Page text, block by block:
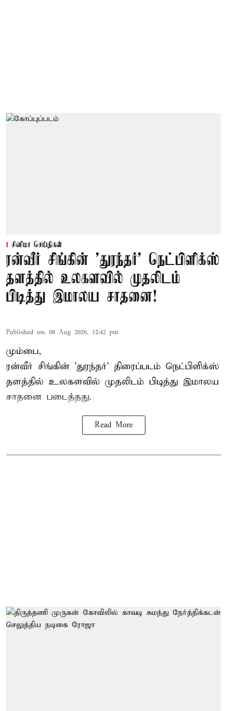
சினிமா செய்திகள்
ரன்வீர் சிங்கின் 'துரந்தர்' நெட்பிளிக்ஸ்
தளத்தில் உலகளவில் முதலிடம்
பிடித்து இமாலய சாதனை!
Published on: 08 Aug 2026, 12:42 pm
மும்பை,
ரன்வீர் சிங்கின் 'துரந்தர்' திரைப்படம் நெட்பிளிக்ஸ்
தளத்தில் உலகளவில் முதலிடம் பிடித்து இமாலய
சாதனை படைத்தது.
Read More